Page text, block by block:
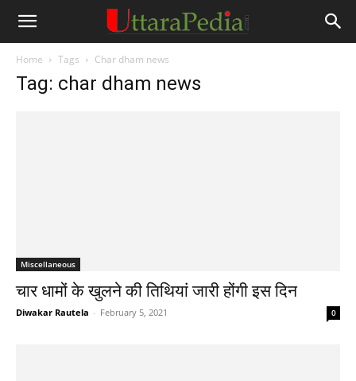
Home Tags Char dham news
Tag: char dham news
Miscellaneous
चार धामों के खुलने की तिथियां जारी होंगी इस दिन
Diwakar Rautela - February 5, 2021 0